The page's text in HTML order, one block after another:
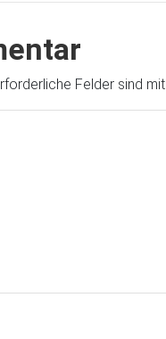
Felder sind mit